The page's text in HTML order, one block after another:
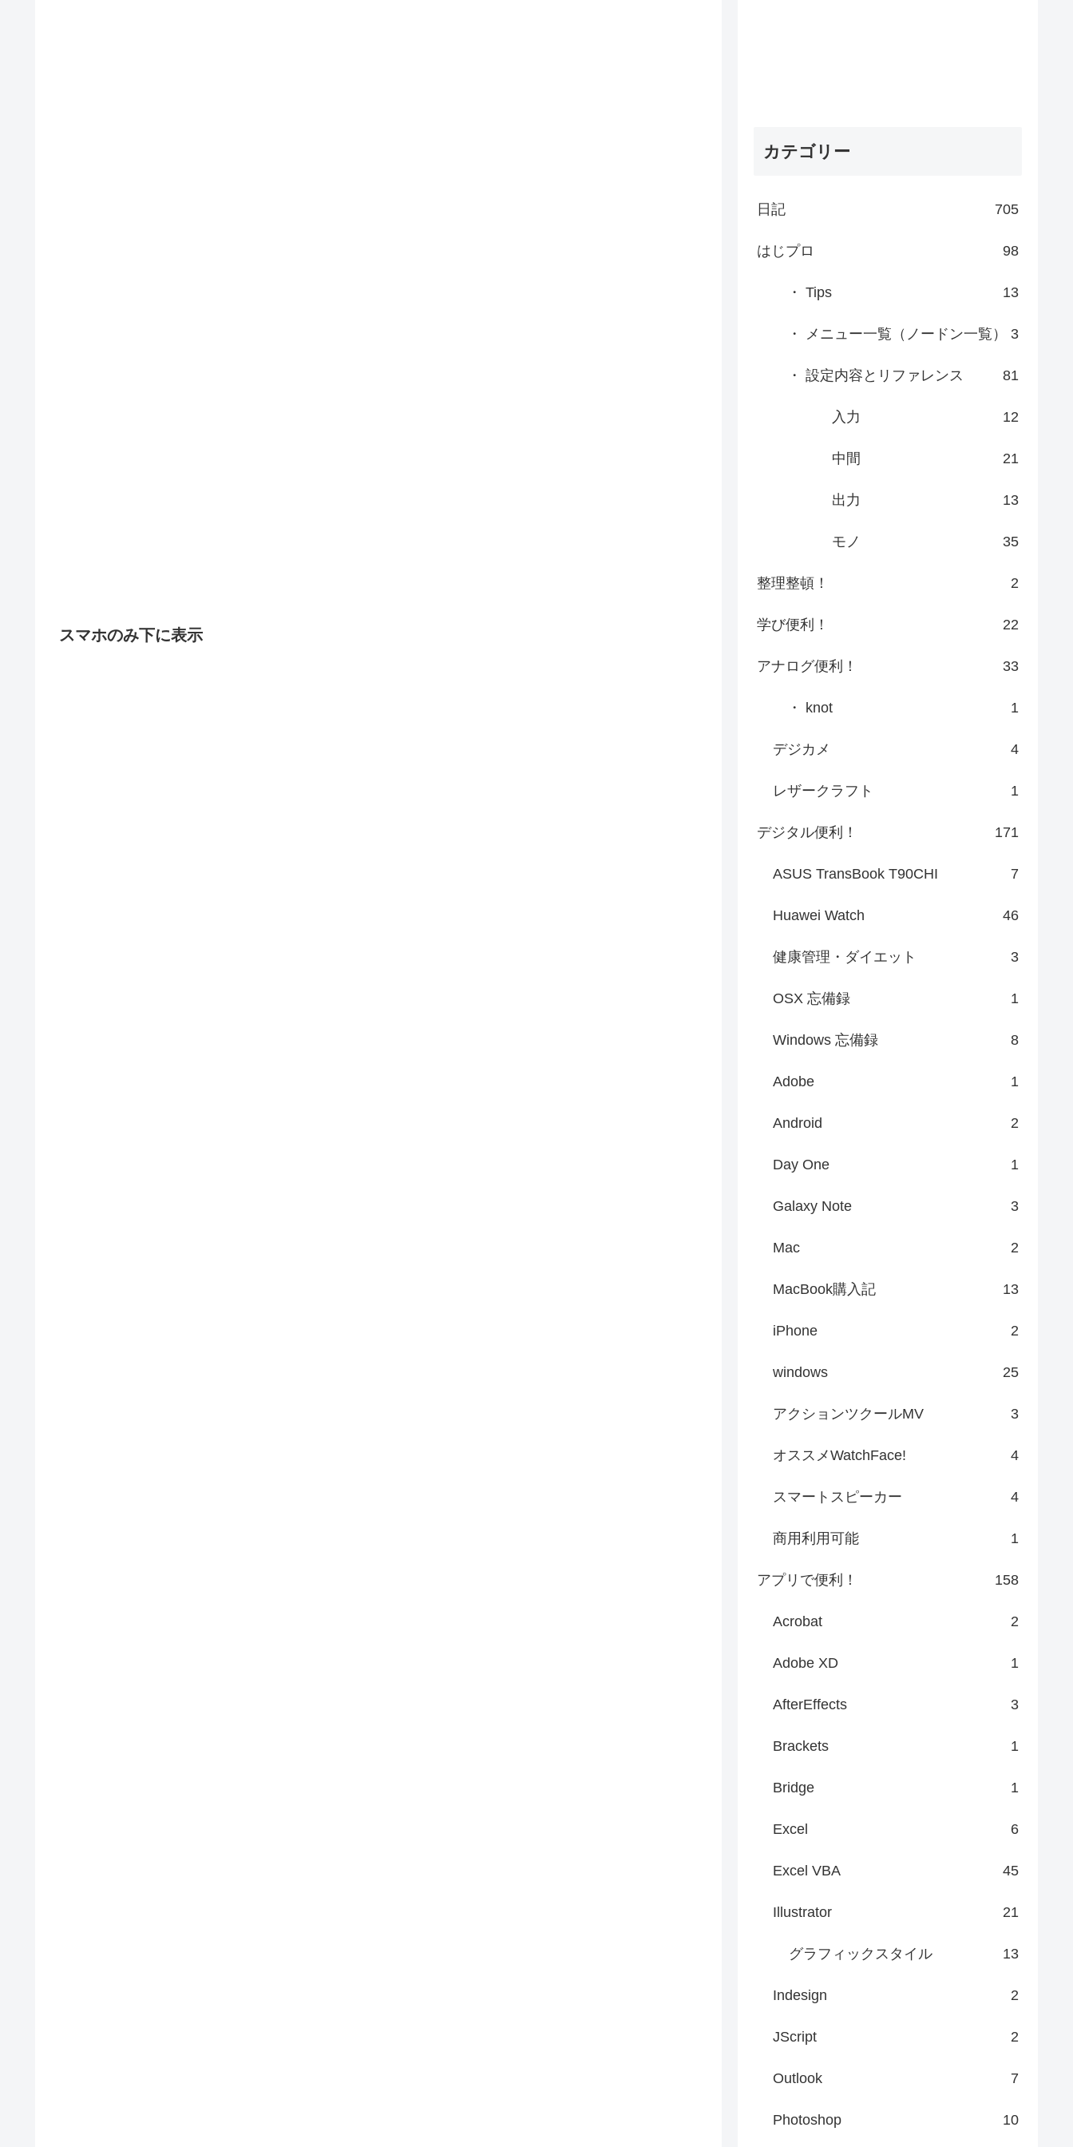
スマホのみ下に表示
カテゴリー
日記 705
はじプロ 98
・ Tips 13
・ メニュー一覧（ノードン一覧） 3
・ 設定内容とリファレンス 81
入力 12
中間 21
出力 13
モノ 35
整理整頓！ 2
学び便利！ 22
アナログ便利！ 33
・ knot 1
デジカメ 4
レザークラフト 1
デジタル便利！ 171
ASUS TransBook T90CHI 7
Huawei Watch 46
健康管理・ダイエット 3
OSX 忘備録 1
Windows 忘備録 8
Adobe 1
Android 2
Day One 1
Galaxy Note 3
Mac 2
MacBook購入記 13
iPhone 2
windows 25
アクションツクールMV 3
オススメWatchFace! 4
スマートスピーカー 4
商用利用可能 1
アプリで便利！ 158
Acrobat 2
Adobe XD 1
AfterEffects 3
Brackets 1
Bridge 1
Excel 6
Excel VBA 45
Illustrator 21
グラフィックスタイル 13
Indesign 2
JScript 2
Outlook 7
Photoshop 10